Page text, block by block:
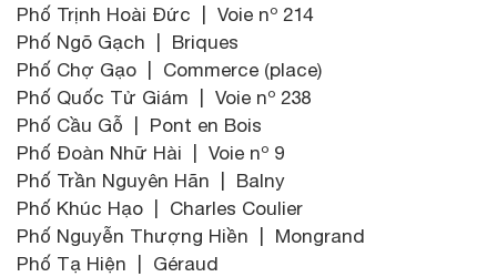
Phố Trịnh Hoài Đức | Voie nº 214
Phố Ngõ Gạch | Briques
Phố Chợ Gạo | Commerce (place)
Phố Quốc Tử Giám | Voie nº 238
Phố Cầu Gỗ | Pont en Bois
Phố Đoàn Nhữ Hài | Voie nº 9
Phố Trần Nguyên Hãn | Balny
Phố Khúc Hạo | Charles Coulier
Phố Nguyễn Thượng Hiền | Mongrand
Phố Tạ Hiện | Géraud